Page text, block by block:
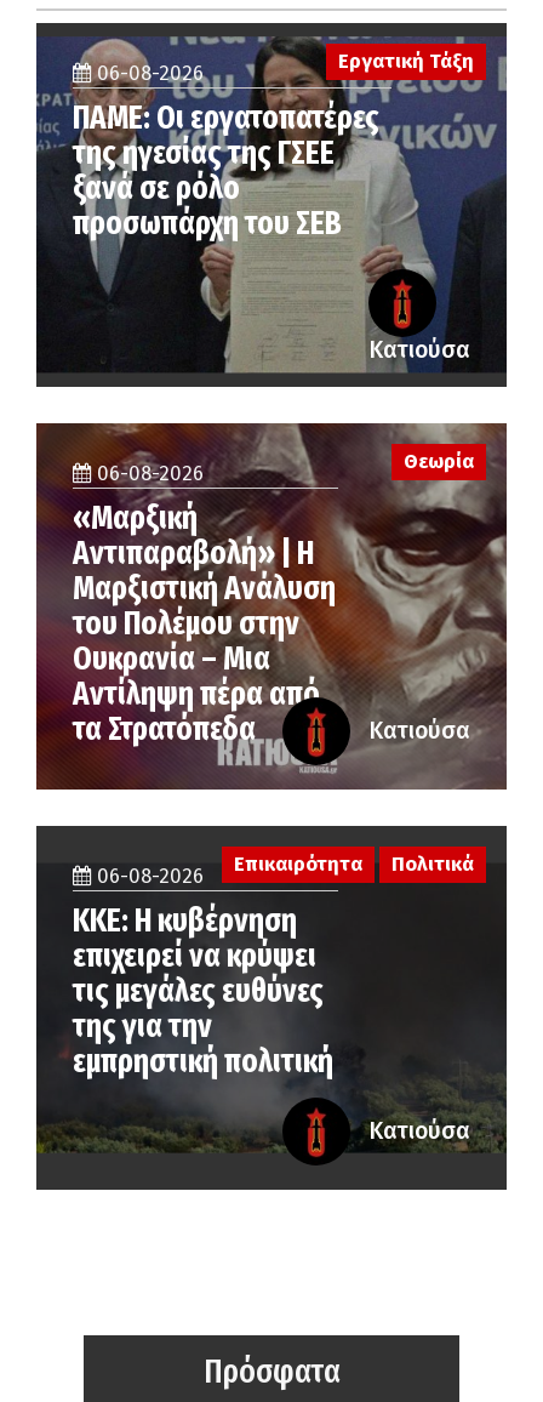
Εργατική Τάξη
06-08-2026
ΠΑΜΕ: Οι εργατοπατέρες
της ηγεσίας της ΓΣΕΕ
ξανά σε ρόλο
προσωπάρχη του ΣΕΒ
Κατιούσα
06-08-2026
«Μαρξική
Αντιπαραβολή» | Η
Μαρξιστική Ανάλυση
του Πολέμου στην
Ουκρανία – Μια
Αντίληψη πέρα από
τα Στρατόπεδα
Θεωρία
Κατιούσα
06-08-2026
ΚΚΕ: Η κυβέρνηση
επιχειρεί να κρύψει
τις μεγάλες ευθύνες
της για την
εμπρηστική πολιτική
Επικαιρότητα Πολιτικά
Κατιούσα
Πρόσφατα